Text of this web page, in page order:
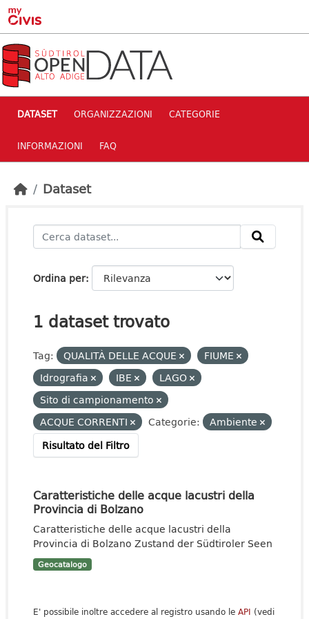
Skip to main content
DATASET ORGANIZZAZIONI CATEGORIE
INFORMAZIONI FAQ
Dataset
Ordina per
1 dataset trovato
Tag: QUALITÀ DELLE ACQUE
FIUME
Idrografia
IBE
LAGO
Sito di campionamento
ACQUE CORRENTI
Categorie:
Ambiente
Risultato del Filtro
Caratteristiche delle acque lacustri della
Provincia di Bolzano
Caratteristiche delle acque lacustri della
Provincia di Bolzano Zustand der Südtiroler Seen
Geocatalogo
E' possibile inoltre accedere al registro usando le API (vedi